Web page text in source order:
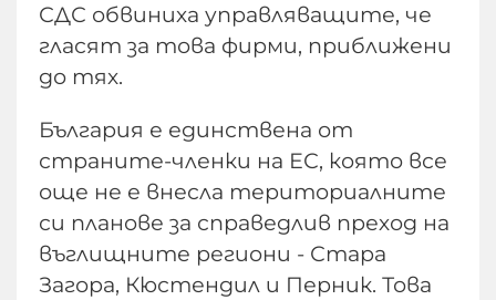
СДС обвиниха управляващите, че
гласят за това фирми, приближени
до тях.
България е единствена от
страните-членки на ЕС, която все
още не е внесла териториалните
си планове за справедлив преход на
въглищните региони - Стара
Загора, Кюстендил и Перник. Това